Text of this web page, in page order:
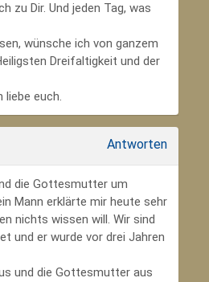
zu Dir. Und jeden Tag, was
wünsche ich von ganzem
Dreifaltigkeit und der
liebe euch.
Antworten
die Gottesmutter um
Mann erklärte mir heute sehr
nichts wissen will. Wir sind
und er wurde vor drei Jahren
und die Gottesmutter aus